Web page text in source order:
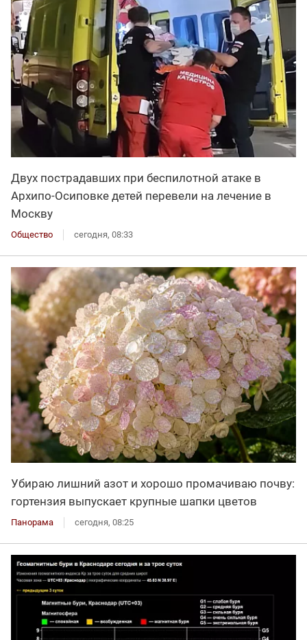
Двух пострадавших при беспилотной атаке в
Архипо-Осиповке детей перевели на лечение в
Москву
Общество сегодня, 08:33
Убираю лишний азот и хорошо промачиваю почву:
гортензия выпускает крупные шапки цветов
Панорама сегодня, 08:25